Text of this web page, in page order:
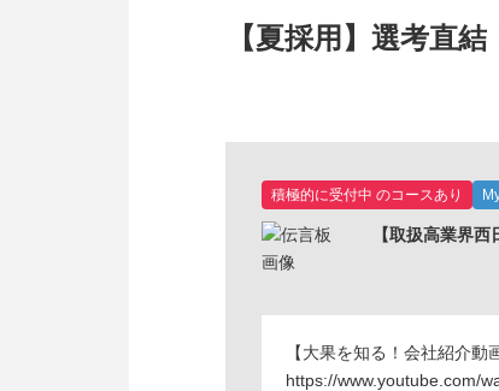
【夏採用】選考直
積極的に受付中 のコースあり
【取扱高業界
【大果を知る！会社紹介動
https://www.youtube.com/